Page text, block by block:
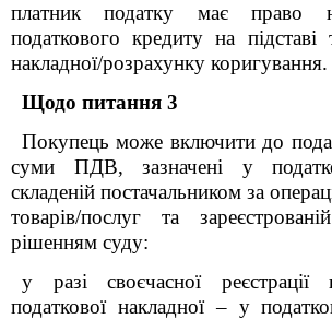
платник податку має право
податкового кредиту на підставі
накладної/розрахунку коригування.
Щодо питання 3
Покупець може включити до
суми ПДВ, зазначені у
складеній постачальником за
товарів/послуг та
рішенням суду:
у разі своєчасної
податкової накладної – у